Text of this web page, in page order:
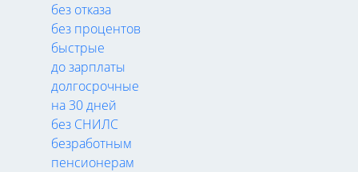
без отказа
без процентов
быстрые
до зарплаты
долгосрочные
на 30 дней
без СНИЛС
безработным
пенсионерам